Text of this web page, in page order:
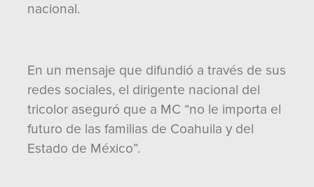
nacional.
En un mensaje que difundió a través de sus
redes sociales, el dirigente nacional del
tricolor aseguró que a MC “no le importa el
futuro de las familias de Coahuila y del
Estado de México”.